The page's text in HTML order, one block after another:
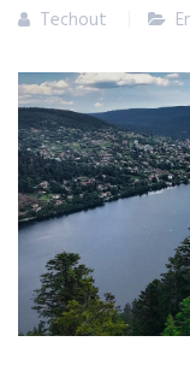
Techout